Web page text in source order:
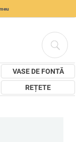
VASE DE FONTĂ
REȚETE